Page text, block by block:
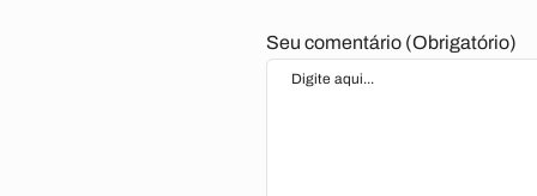
Seu comentário (Obrigatório)